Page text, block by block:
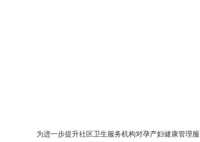
为进一步提升社区卫生服务机构对孕产妇健康管理